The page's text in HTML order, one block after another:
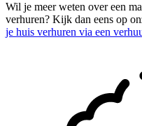
Wil je meer weten over een
verhuren? Kijk dan eens op
je huis verhuren via een